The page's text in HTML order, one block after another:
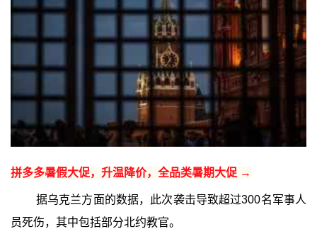
拼多多暑假大促，升温降价，全品类暑期大促 →
据乌克兰方面的数据，此次袭击导致超过300名军事人
员死伤，其中包括部分北约教官。